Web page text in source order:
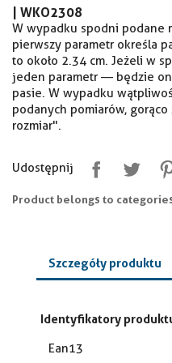
| WKO2308
W wypadku spodni podane
pierwszy parametr określa
to około 2.34 cm. Jeżeli w
jeden parametr — będzie
pasie. W wypadku
podanych pomiarów,
rozmiar".
Udostępnij
Product belongs to
Szczegóły produktu
Identyfikatory
Ean13